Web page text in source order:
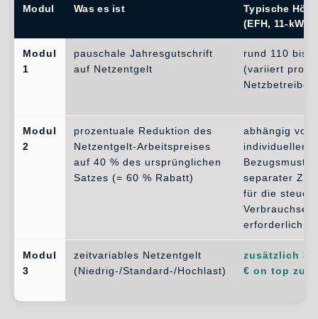
Modul Was es ist
Typische
(EFH, 11-kW-
Modul
1
pauschale Jahresgutschrift
auf Netzentgelt
rund 110 bis
(variiert pro
Netzbetreiber)
Modul
2
prozentuale Reduktion des
Netzentgelt-Arbeitspreises
auf 40 % des ursprünglichen
Satzes (= 60 % Rabatt)
abhängig vom
individuellen
separater
für die
erforderlich
Modul
3
zeitvariables Netzentgelt
(Niedrig-/Standard-/Hochlast)
zusätzlich
€ on top zu